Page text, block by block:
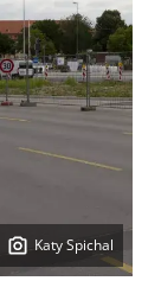
Katy Spichal